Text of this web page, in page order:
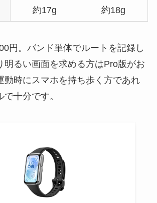
約17g 約18g
円。バンド単体でルートを記録し
明るい画面を求める方はPro版がお
動時にスマホを持ち歩く方であれ
十分です。